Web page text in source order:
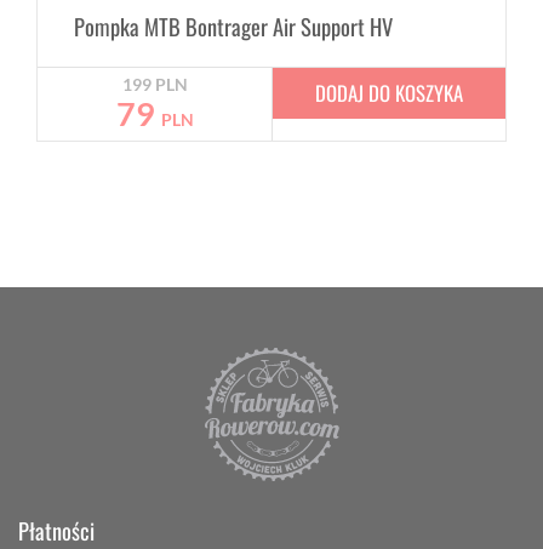
Pompka MTB Bontrager Air Support HV
199 PLN
79 PLN
DODAJ DO KOSZYKA
Płatności